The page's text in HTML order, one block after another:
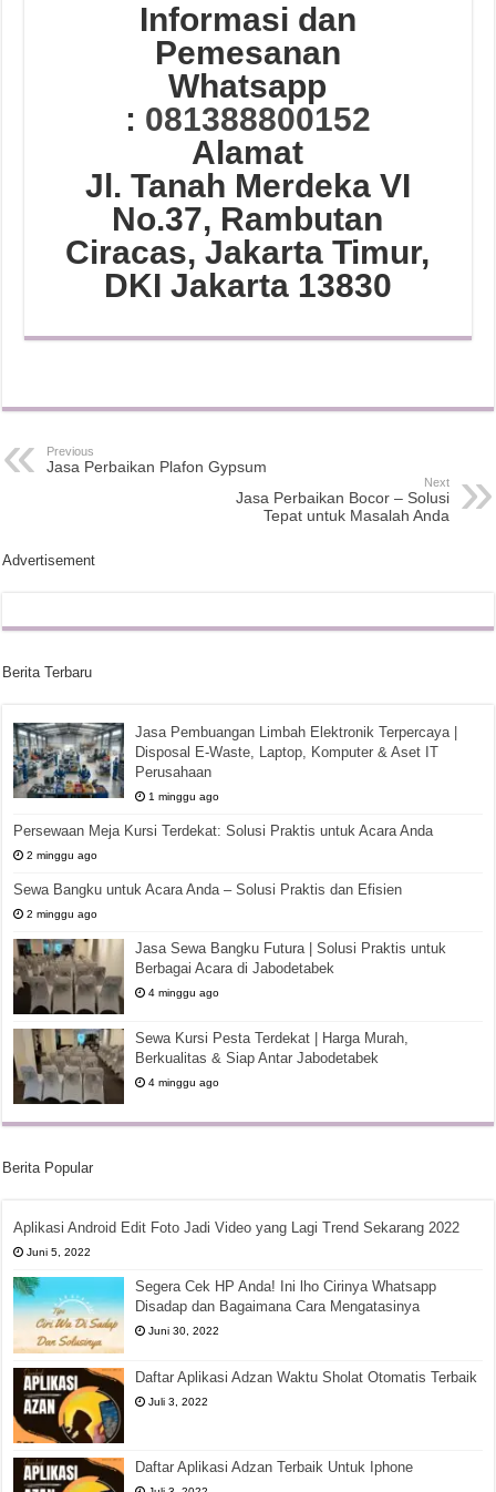
Informasi dan
Pemesanan
Whatsapp
: 081388800152
Alamat
Jl. Tanah Merdeka VI
No.37, Rambutan
Ciracas, Jakarta Timur,
DKI Jakarta 13830
Previous
Jasa Perbaikan Plafon Gypsum
Next
Jasa Perbaikan Bocor – Solusi
Tepat untuk Masalah Anda
Advertisement
Berita Terbaru
Jasa Pembuangan Limbah Elektronik Terpercaya |
Disposal E-Waste, Laptop, Komputer & Aset IT
Perusahaan
1 minggu ago
Persewaan Meja Kursi Terdekat: Solusi Praktis untuk Acara Anda
2 minggu ago
Sewa Bangku untuk Acara Anda – Solusi Praktis dan Efisien
2 minggu ago
Jasa Sewa Bangku Futura | Solusi Praktis untuk
Berbagai Acara di Jabodetabek
4 minggu ago
Sewa Kursi Pesta Terdekat | Harga Murah,
Berkualitas & Siap Antar Jabodetabek
4 minggu ago
Berita Popular
Aplikasi Android Edit Foto Jadi Video yang Lagi Trend Sekarang 2022
Juni 5, 2022
Segera Cek HP Anda! Ini lho Cirinya Whatsapp
Disadap dan Bagaimana Cara Mengatasinya
Juni 30, 2022
Daftar Aplikasi Adzan Waktu Sholat Otomatis Terbaik
Juli 3, 2022
Daftar Aplikasi Adzan Terbaik Untuk Iphone